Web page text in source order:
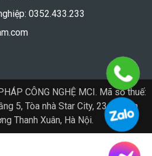
0352.433.233
CÔNG NGHỆ MCI. Mã số thuế:
5, Tòa nhà Star City, 23 Lê Văn
Thanh Xuân, Hà Nội.